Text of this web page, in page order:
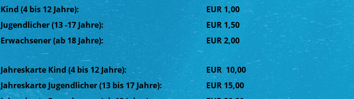
Kind (4 bis 12 Jahre):
EUR 1,00
Jugendlicher (13 -17 Jahre):
EUR 1,50
Erwachsener (ab 18 Jahre):
EUR 2,00
Jahreskarte Kind (4 bis 12 Jahre):
EUR 10,00
Jahreskarte Jugendlicher (13 bis 17 Jahre):
EUR 15,00